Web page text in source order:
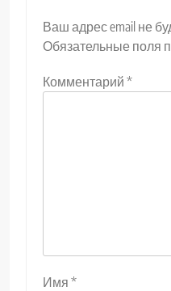
Ваш адрес email не
Обязательные поля
Комментарий *
Имя *